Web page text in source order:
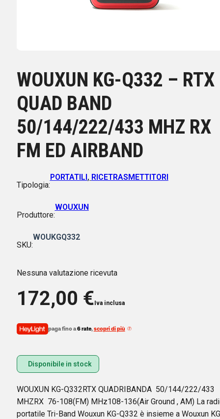
WOUXUN KG-Q332 – RTX
QUAD BAND
50/144/222/433 MHZ RX
FM ED AIRBAND
Tipologia:
PORTATILI, RICETRASMETTITORI
Produttore:
WOUXUN
SKU:
WOUKGQ332
Nessuna valutazione ricevuta
172,00 € Iva inclusa
paga fino a6 rate,scopri di più
Disponibile in stock
WOUXUN KG-Q332RTX QUADRIBANDA 50/144/222/433
MHZRX 76-108(FM) MHz108-136(Air Ground , AM) La
portatile Tri-Band Wouxun KG-Q332 è insieme a Wouxun